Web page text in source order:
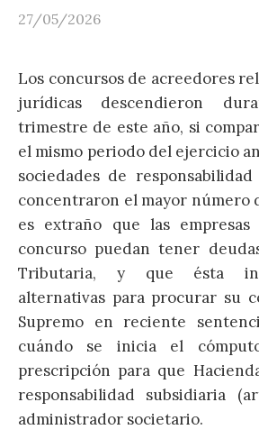
27/05/2026
Los concursos de acreedores
jurídicas descendieron
trimestre de este año, si
el mismo periodo del ejercicio
sociedades de
concentraron el mayor número
es extraño que las
concurso puedan tener
Tributaria, y que ésta
alternativas para procurar su
Supremo en reciente
cuándo se inicia el
prescripción para que
responsabilidad subsidiaria
administrador societario.